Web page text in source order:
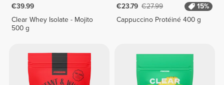
€39.99
Clear Whey Isolate - Mojito
500 g
€23.79 €27.99
15%
Cappuccino Protéiné 400 g